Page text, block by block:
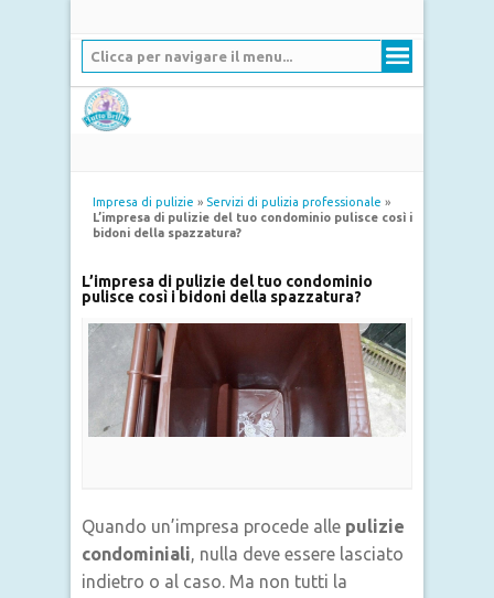
Clicca per navigare il menu...
Impresa di pulizie » Servizi di pulizia professionale »
L’impresa di pulizie del tuo condominio pulisce così i
bidoni della spazzatura?
L’impresa di pulizie del tuo condominio
pulisce così i bidoni della spazzatura?
Quando un’impresa procede alle pulizie
condominiali, nulla deve essere lasciato
indietro o al caso. Ma non tutti la